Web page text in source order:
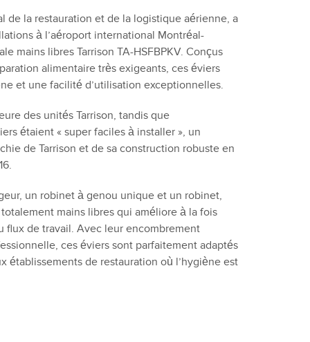
de la restauration et de la logistique aérienne, a
à l’aéroport international Montréal-
mains libres Tarrison TA-HSFBPKV. Conçus
alimentaire très exigeants, ces éviers
et une facilité d’utilisation exceptionnelles.
des unités Tarrison, tandis que
étaient « super faciles à installer », un
de Tarrison et de sa construction robuste en
un robinet à genou unique et un robinet,
mains libres qui améliore à la fois
flux de travail. Avec leur encombrement
ces éviers sont parfaitement adaptés
établissements de restauration où l’hygiène est